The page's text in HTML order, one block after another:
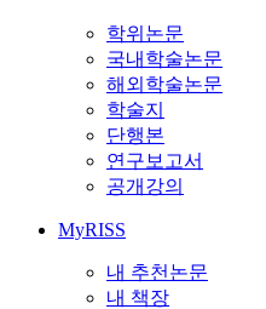
학위논문
국내학술논문
해외학술논문
학술지
단행본
연구보고서
공개강의
MyRISS
내 추천논문
내 책장